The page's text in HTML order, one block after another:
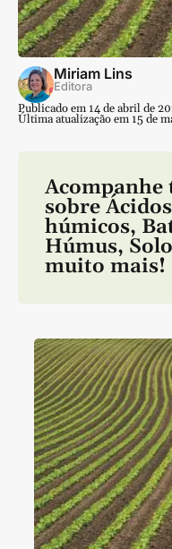
Miriam Lins
Editora
Publicado em 14 de abril de
Última atualização em 15 de
Acompanhe
sobre Ácidos
húmicos,
Húmus, Solo
muito mais!